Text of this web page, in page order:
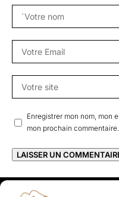
Enregistrer mon nom, mon
mon prochain commentaire.